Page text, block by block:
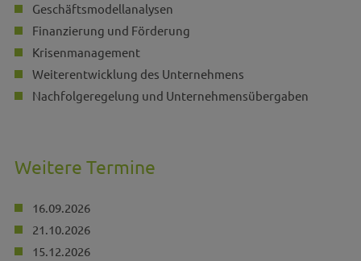
Geschäftsmodellanalysen
Finanzierung und Förderung
Krisenmanagement
Weiterentwicklung des Unternehmens
Nachfolgeregelung und Unternehmensübergaben
Weitere Termine
16.09.2026
21.10.2026
15.12.2026